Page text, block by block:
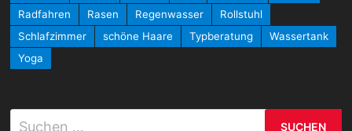
Radfahren
Rasen Regenwasser
Rollstuhl
Schlafzimmer
schöne Haare Typberatung
Wassertank
Yoga
Suchen